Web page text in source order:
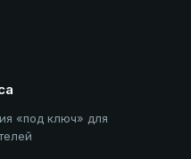
«под ключ» для